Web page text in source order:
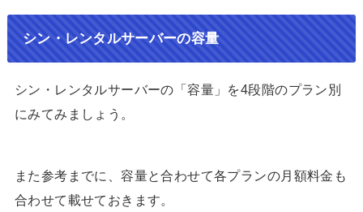
シン・レンタルサーバーの容量
シン・レンタルサーバーの「容量」を4段階のプラン別
にみてみましょう。
また参考までに、容量と合わせて各プランの月額料金も
合わせて載せておきます。